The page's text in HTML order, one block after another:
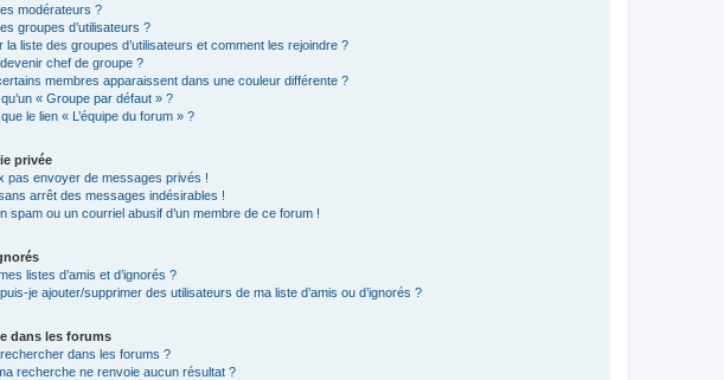
modérateurs ?
groupes d’utilisateurs ?
la liste des groupes d’utilisateurs et comment les rejoindre ?
chef de groupe ?
membres apparaissent dans une couleur différente ?
« Groupe par défaut » ?
le lien « L’équipe du forum » ?
privée
pas envoyer de messages privés !
arrêt des messages indésirables !
spam ou un courriel abusif d’un membre de ce forum !
listes d’amis et d’ignorés ?
je ajouter/supprimer des utilisateurs de ma liste d’amis ou d’ignorés ?
dans les forums
dans les forums ?
recherche ne renvoie aucun résultat ?